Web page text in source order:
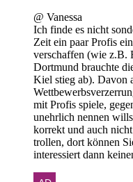
@ Vanessa
Ich finde es nicht
Zeit ein paar Profis
verschaffen (wie z.B.
Dortmund brauchte
Kiel stieg ab). Davon
mit Profis spiele,
unehrlich nennen
korrekt und auch
trollen, dort können
interessiert dann